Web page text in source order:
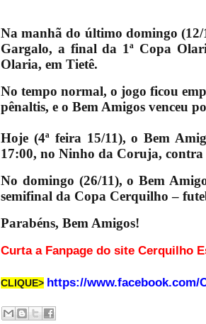
Na manhã do último domingo
Gargalo, a final da 1ª Copa
Olaria, em Tietê.
No tempo normal, o jogo ficou
pênaltis, e o Bem Amigos venceu
Hoje (4ª feira 15/11), o Bem
17:00, no Ninho da Coruja, contra
No domingo (26/11), o Bem
semifinal da Copa Cerquilho –
Parabéns, Bem Amigos!
Curta a Fanpage do
CLIQUE> https://www.facebook.com/